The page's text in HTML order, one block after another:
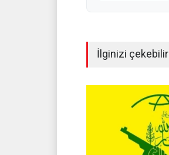
İlginizi çekebilir